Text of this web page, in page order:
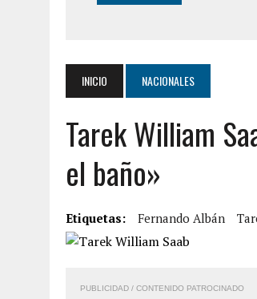
2 AGOSTO, 2026 | AYUDABA A
2 AGOSTO, 2026 |
COLAPSÓ
2 AGOSTO, 2026 | FALCÓN: MUJER
6 AGOSTO, 2026
INICIO NACIONALES
Tarek William
el baño»
Etiquetas: Fernando Albán
PUBLICIDAD / CONTENIDO PATROCINADO